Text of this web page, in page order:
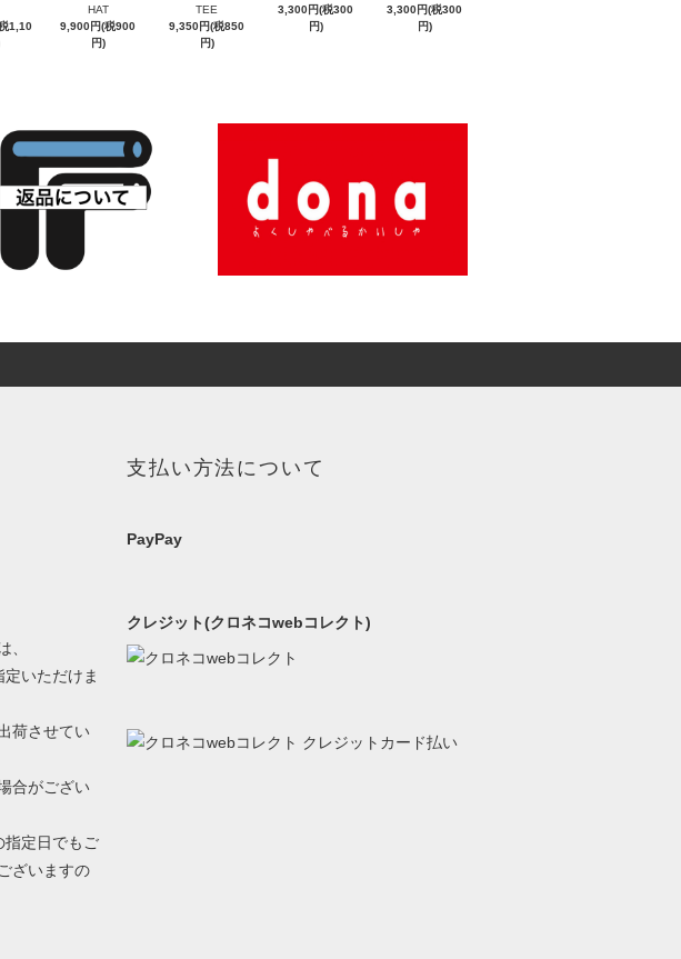
1,10
HAT
9,900円(税900
円)
TEE
9,350円(税850
円)
3,300円(税300
円)
3,300円(税300
円)
、
いただけま
荷させてい
合がござい
指定日でもご
ざいますの
支払い方法について
PayPay
クレジット(クロネコwebコレクト)